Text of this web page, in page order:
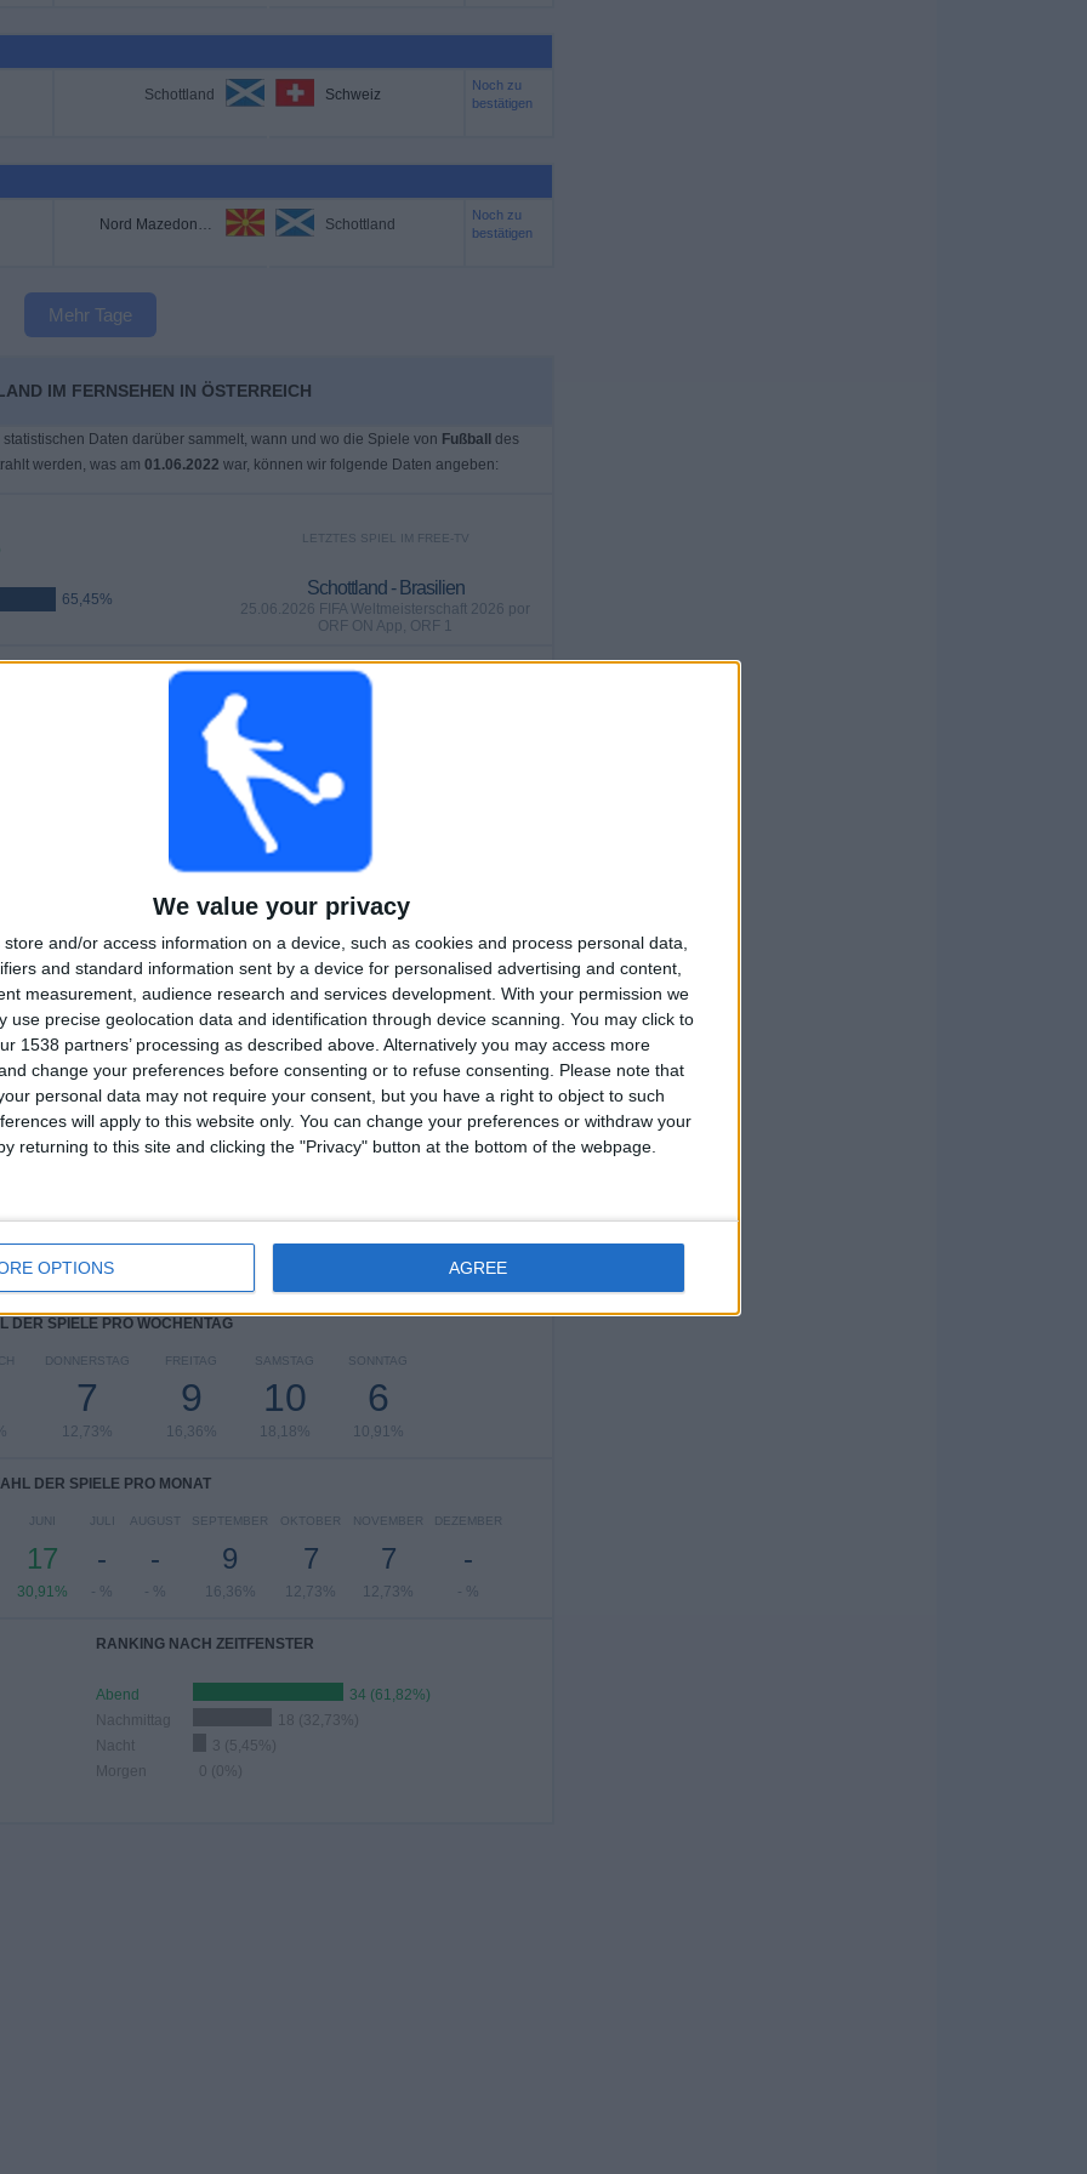
We value your privacy
store and/or access information on a device, such as cookies and process personal data,
and standard information sent by a device for personalised advertising and content,
measurement, audience research and services development. With your permission we
use precise geolocation data and identification through device scanning. You may click to
1538 partners’ processing as described above. Alternatively you may access more
change your preferences before consenting or to refuse consenting.
Please note that
personal data may not require your consent, but you have a right to object to such
will apply to this website only. You can change your preferences or withdraw your
returning to this site and clicking the "Privacy" button at the bottom of the webpage.
OPTIONS AGREE
Schottland Schweiz
Noch zu
bestätigen
Nord Mazedonien Schottland
Noch zu
bestätigen
Mehr Tage
IM FERNSEHEN IN ÖSTERREICH
Daten darüber sammelt, wann und wo die Spiele von Fußball
des
werden, was am 01.06.2022 war, können wir folgende Daten angeben:
65,45%
LETZTES SPIEL IM FREE-TV
Schottland - Brasilien
25.06.2026 FIFA Weltmeisterschaft 2026 por
ORF ON App, ORF 1
OHNE GRATIS-
SPIELE
0
AUFEINANDERFOLGENDE
PAY-TV-SPIELE
GESAMT
33
GEGNER
MAXIMAL
4
VS Österreich
GESAMT
10
BEWERBE
RANKING NACH BEWERBEN
UEFA Nations League
14 (25,45%)
Freundschaftsspiel
12 (21,82%)
UEFA Nations League Women
3 (5,45%)
Gesamtes Ranking anzeigen
DER SPIELE PRO WOCHENTAG
DONNERSTAG
7
12,73%
FREITAG
9
16,36%
SAMSTAG
10
18,18%
SONNTAG
6
10,91%
DER SPIELE PRO MONAT
JUNI
17
30,91%
JULI
-
- %
AUGUST
-
- %
SEPTEMBER
9
16,36%
OKTOBER
7
12,73%
NOVEMBER
7
12,73%
DEZEMBER
-
- %
RANKING NACH ZEITFENSTER
Abend
34 (61,82%)
Nachmittag
18 (32,73%)
Nacht
3 (5,45%)
Morgen
0 (0%)